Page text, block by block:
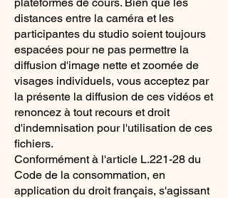
distances entre la caméra et les
participantes du studio soient toujours
espacées pour ne pas permettre la
diffusion d'image nette et zoomée de
visages individuels, vous acceptez par
la présente la diffusion de ces vidéos et
renoncez à tout recours et droit
d'indemnisation pour l'utilisation de ces
fichiers.
Conformément à l'article L.221-28 du
Code de la consommation, en
application du droit français, s'agissant